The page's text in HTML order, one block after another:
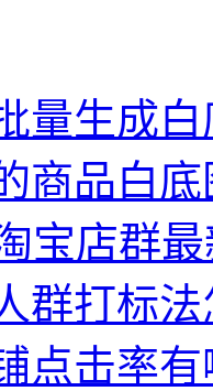
量生成白
商品白
宝店群
群打标
点击率有